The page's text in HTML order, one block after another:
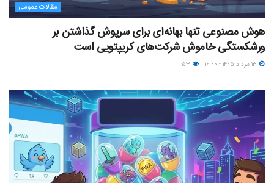
مقالات عمومی
هوش مصنوعی تنها بهانه‌ای برای سرپوش گذاشتن بر
ورشکستگی خاموش شرکت‌های کریپتویی است